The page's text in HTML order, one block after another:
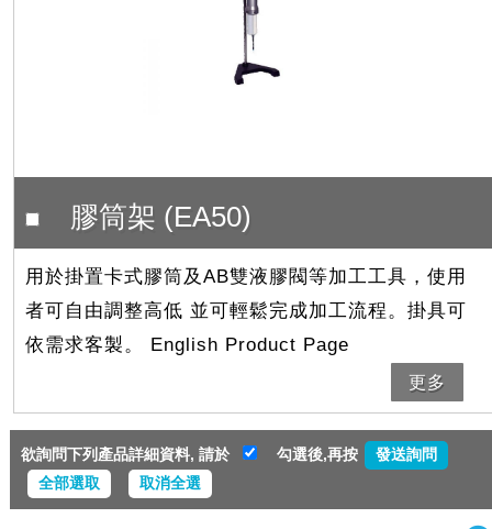
膠筒架 (EA50)
用於掛置卡式膠筒及AB雙液膠閥等加工工具，使用
者可自由調整高低 並可輕鬆完成加工流程。掛具可
依需求客製。 English Product Page
更多
欲詢問下列產品詳細資料, 請於
勾選後,再按
全部選取
取消全選